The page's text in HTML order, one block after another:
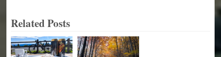
Related Posts